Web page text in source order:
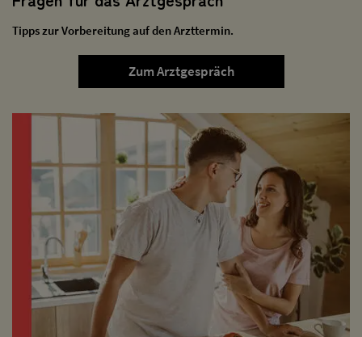
Tipps zur Vorbereitung auf den Arzttermin.
Zum Arztgespräch